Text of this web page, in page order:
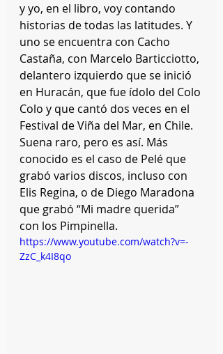
y yo, en el libro, voy contando
historias de todas las latitudes. Y
uno se encuentra con Cacho
Castaña, con Marcelo Barticciotto,
delantero izquierdo que se inició
en Huracán, que fue ídolo del Colo
Colo y que cantó dos veces en el
Festival de Viña del Mar, en Chile.
Suena raro, pero es así. Más
conocido es el caso de Pelé que
grabó varios discos, incluso con
Elis Regina, o de Diego Maradona
que grabó “Mi madre querida”
con los Pimpinella.
https://www.youtube.com/watch?v=-
ZzC_k4I8qo